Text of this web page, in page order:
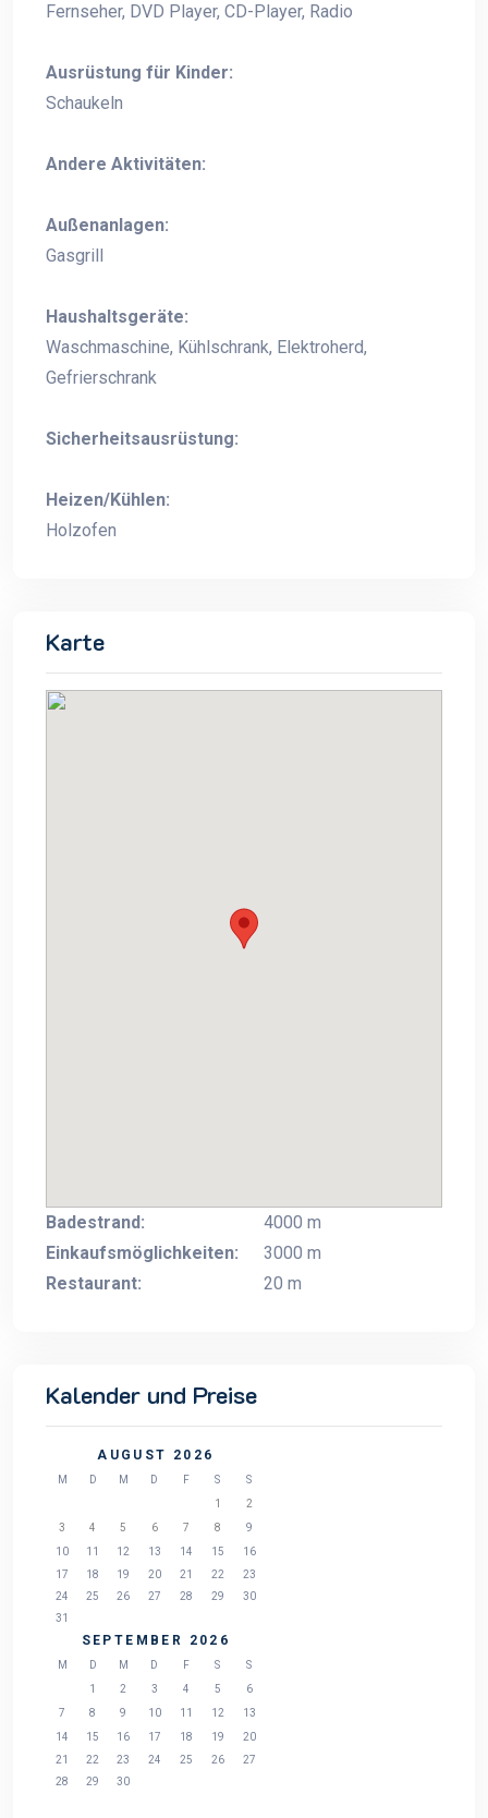
Fernseher, DVD Player, CD-Player, Radio
Ausrüstung für Kinder:
Schaukeln
Andere Aktivitäten:
Außenanlagen:
Gasgrill
Haushaltsgeräte:
Waschmaschine, Kühlschrank, Elektroherd,
Gefrierschrank
Sicherheitsausrüstung:
Heizen/Kühlen:
Holzofen
Karte
Badestrand:
4000 m
Einkaufsmöglichkeiten:
3000 m
Restaurant:
20 m
Kalender und Preise
AUGUST 2026
M D M D F S
S
1
2
3
4 5 6 7 8
9
10
11 12 13 14 15
16
17
18 19 20 21 22
23
24
25 26 27 28 29
30
31
SEPTEMBER 2026
M D M D F S
S
1
2 3 4 5
6
7
8 9 10 11 12
13
14
15 16 17 18 19
20
21
22 23 24 25 26
27
28
29 30